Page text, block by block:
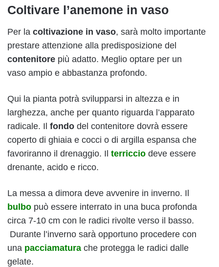
Coltivare l’anemone in vaso
Per la coltivazione in vaso, sarà molto importante
prestare attenzione alla predisposizione del
contenitore più adatto. Meglio optare per un
vaso ampio e abbastanza profondo.
Qui la pianta potrà svilupparsi in altezza e in
larghezza, anche per quanto riguarda l’apparato
radicale. Il fondo del contenitore dovrà essere
coperto di ghiaia e cocci o di argilla espansa che
favoriranno il drenaggio. Il terriccio deve essere
drenante, acido e ricco.
La messa a dimora deve avvenire in inverno. Il
bulbo può essere interrato in una buca profonda
circa 7-10 cm con le radici rivolte verso il basso.
Durante l’inverno sarà opportuno procedere con
una pacciamatura che protegga le radici dalle
gelate.